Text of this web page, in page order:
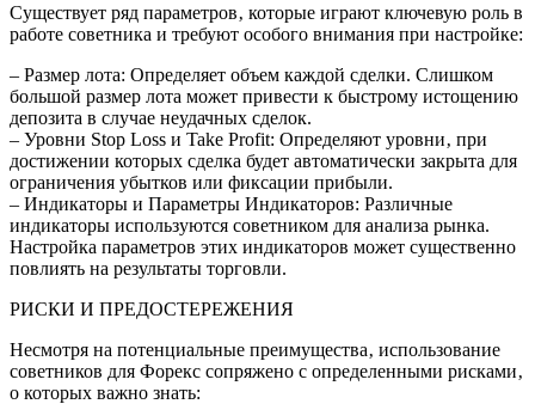
Существует ряд параметров‚ которые играют ключевую роль в
работе советника и требуют особого внимания при настройке:
– Размер лота: Определяет объем каждой сделки. Слишком
большой размер лота может привести к быстрому истощению
депозита в случае неудачных сделок.
– Уровни Stop Loss и Take Profit: Определяют уровни‚ при
достижении которых сделка будет автоматически закрыта для
ограничения убытков или фиксации прибыли.
– Индикаторы и Параметры Индикаторов: Различные
индикаторы используются советником для анализа рынка.
Настройка параметров этих индикаторов может существенно
повлиять на результаты торговли.
РИСКИ И ПРЕДОСТЕРЕЖЕНИЯ
Несмотря на потенциальные преимущества‚ использование
советников для Форекс сопряжено с определенными рисками‚
о которых важно знать: